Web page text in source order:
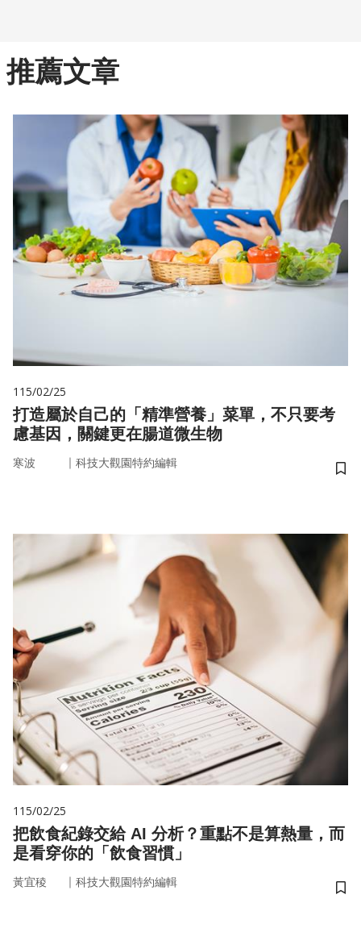
推薦文章
115/02/25
打造屬於自己的「精準營養」菜單，不只要考
慮基因，關鍵更在腸道微生物
寒波 ｜ 科技大觀園特約編輯
儲
115/02/25
把飲食紀錄交給 AI 分析？重點不是算熱量，而
是看穿你的「飲食習慣」
黃宜稜 ｜ 科技大觀園特約編輯
儲